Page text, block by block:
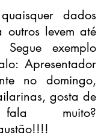
dados
levem até
Segue exemplo
Apresentador
no domingo,
gosta de
muito?